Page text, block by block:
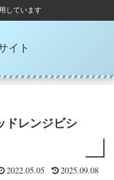
しています
イト
レンジビシ
2022.05.05 2025.09.08